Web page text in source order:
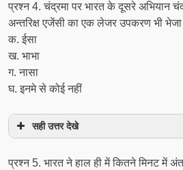
प्रश्‍न 4. चंद्रमा पर भारत के दूसरे अभियान
अन्तरिक्ष एजेंसी का एक लेजर उपकरण भी भेजा
क. ईसा
ख. भाभा
ग. नासा
घ. इनमे से कोई नहीं
सही उत्तर देखे
प्रश्‍न 5. भारत ने हाल ही में कितने मिनट में